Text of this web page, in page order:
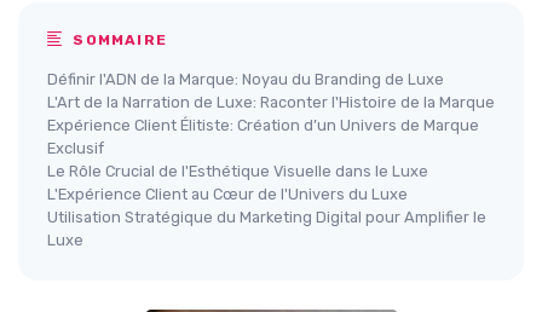
SOMMAIRE
Définir l'ADN de la Marque: Noyau du Branding de Luxe
L'Art de la Narration de Luxe: Raconter l'Histoire de la Marque
Expérience Client Élitiste: Création d’un Univers de Marque
Exclusif
Le Rôle Crucial de l'Esthétique Visuelle dans le Luxe
L'Expérience Client au Cœur de l'Univers du Luxe
Utilisation Stratégique du Marketing Digital pour Amplifier le
Luxe